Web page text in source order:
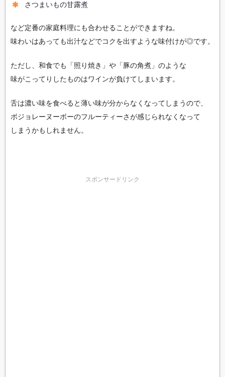
さつまいもの甘露煮
など定番の家庭料理にも合わせることができますね。
味わいはあっても出汁などでコクを出すような味付けが◎です。
ただし、和食でも「照り焼き」や「豚の角煮」のような
味がこってりしたものはワインが負けてしまいます。
舌は濃い味を食べると薄い味が分からなくなってしまうので、
ボジョレーヌーボーのフルーティーさが感じられなくなって
しまうかもしれません。
スポンサードリンク